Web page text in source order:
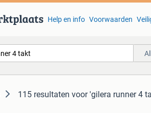
Help en info Voorwaarden
115 resultaten voor 'gilera runner 4